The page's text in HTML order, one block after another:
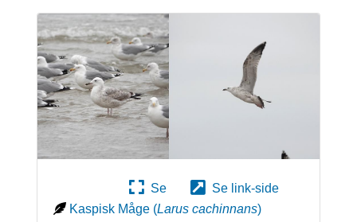
Se
Se link-side
Kaspisk Måge (Larus cachinnans)